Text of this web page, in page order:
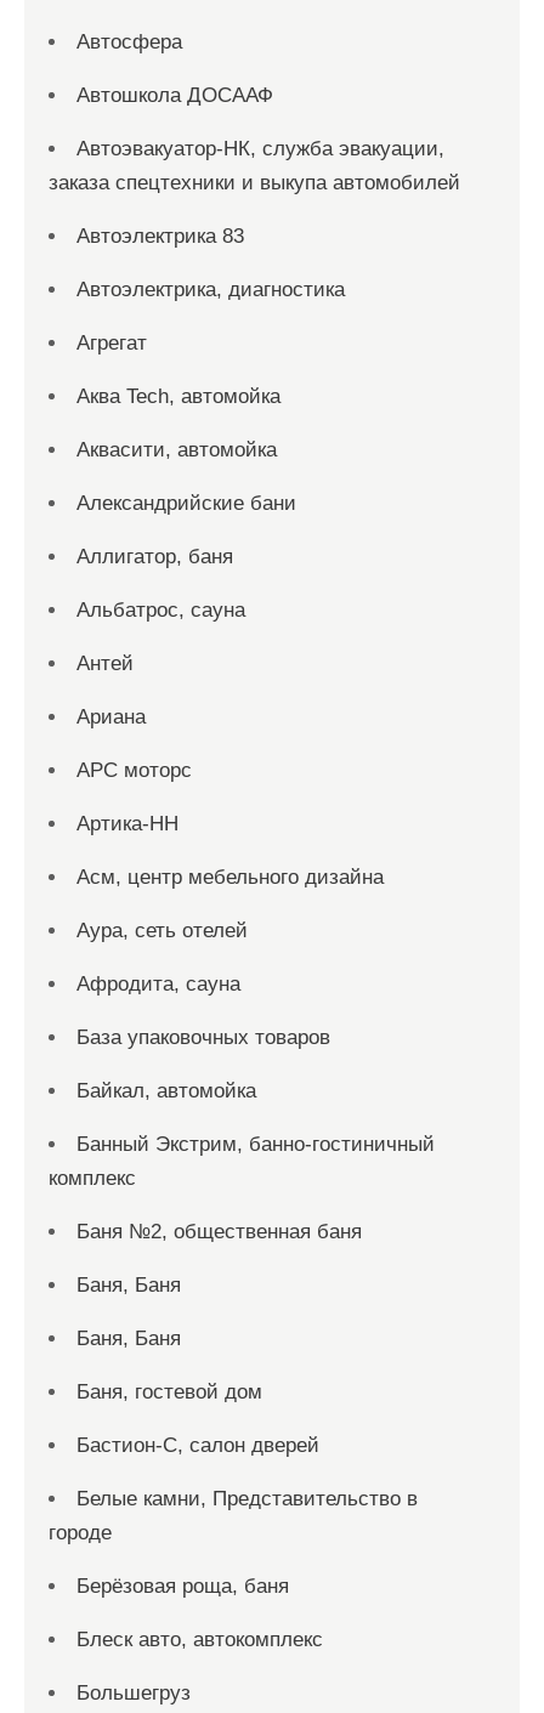
Автосфера
Автошкола ДОСААФ
Автоэвакуатор-НК, служба эвакуации,
заказа спецтехники и выкупа автомобилей
Автоэлектрика 83
Автоэлектрика, диагностика
Агрегат
Аква Tech, автомойка
Аквасити, автомойка
Александрийские бани
Аллигатор, баня
Альбатрос, сауна
Антей
Ариана
АРС моторс
Артика-НН
Асм, центр мебельного дизайна
Аура, сеть отелей
Афродита, сауна
База упаковочных товаров
Байкал, автомойка
Банный Экстрим, банно-гостиничный
комплекс
Баня №2, общественная баня
Баня, Баня
Баня, Баня
Баня, гостевой дом
Бастион-С, салон дверей
Белые камни, Представительство в
городе
Берёзовая роща, баня
Блеск авто, автокомплекс
Большегруз